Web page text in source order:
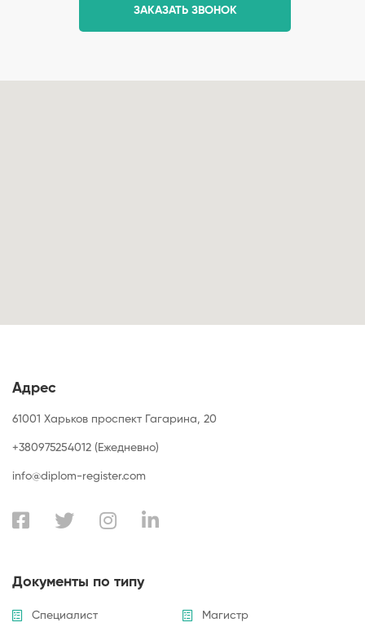
ЗАКАЗАТЬ ЗВОНОК
Адрес
61001 Харьков проспект Гагарина, 20
+380975254012 (Ежедневно)
info@diplom-register.com
Документы по типу
Специалист Магистр